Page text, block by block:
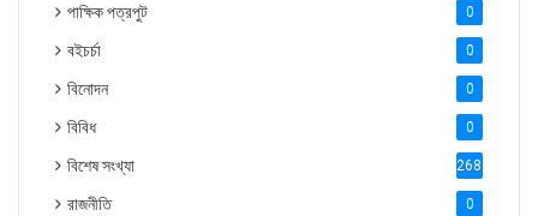
পাক্ষিক পত্রপুট 0
বইচর্চা 0
বিনোদন 0
বিবিধ 0
বিশেষ সংখ্যা 2686
রাজনীতি 0